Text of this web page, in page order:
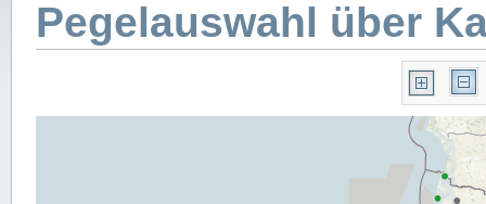
Pegelauswahl über